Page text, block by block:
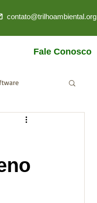
contato@trilhoambiental.org
Fale Conosco